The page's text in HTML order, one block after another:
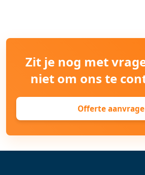
Zit je nog met
niet om ons te
Offerte